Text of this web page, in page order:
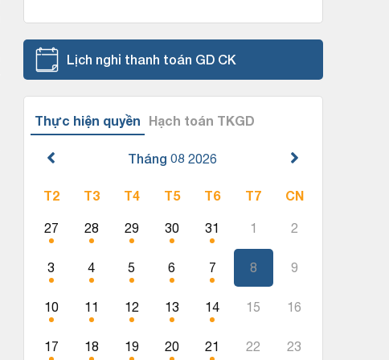
Lịch nghỉ thanh toán GD CK
Thực hiện quyền Hạch toán TKGD
Tháng 08 2026
T2 T3 T4 T5 T6 T7 CN
27 28 29 30 31 1 2
3 4 5 6 7 8 9
10 11 12 13 14 15 16
17 18 19 20 21 22 23